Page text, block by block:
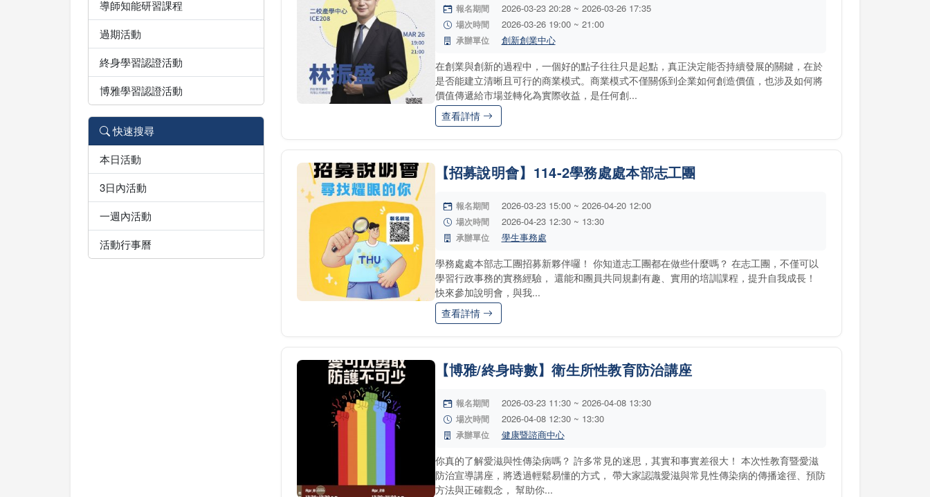
導師知能研習課程
過期活動
終身學習認證活動
博雅學習認證活動
快速搜尋
本日活動
3日內活動
一週內活動
活動行事曆
報名期間 2026-03-23 20:28 ~ 2026-03-26 17:35
場次時間 2026-03-26 19:00 ~ 21:00
承辦單位 創新創業中心
在創業與創新的過程中，一個好的點子往往只是起點，真正決定能否持續發展的關鍵，在於
是否能建立清晰且可行的商業模式。商業模式不僅關係到企業如何創造價值，也涉及如何將
價值傳遞給市場並轉化為實際收益，是任何創...
查看詳情
【招募說明會】114-2學務處處本部志工團
報名期間 2026-03-23 15:00 ~ 2026-04-20 12:00
場次時間 2026-04-23 12:30 ~ 13:30
承辦單位 學生事務處
學務處處本部志工團招募新夥伴囉！ 你知道志工團都在做些什麼嗎？ 在志工團，不僅可以
學習行政事務的實務經驗， 還能和團員共同規劃有趣、實用的培訓課程，提升自我成長！
快來參加說明會，與我...
查看詳情
【博雅/終身時數】衛生所性教育防治講座
報名期間 2026-03-23 11:30 ~ 2026-04-08 13:30
場次時間 2026-04-08 12:30 ~ 13:30
承辦單位 健康暨諮商中心
你真的了解愛滋與性傳染病嗎？ 許多常見的迷思，其實和事實差很大！ 本次性教育暨愛滋
防治宣導講座，將透過輕鬆易懂的方式， 帶大家認識愛滋與常見性傳染病的傳播途徑、預防
方法與正確觀念， 幫助你...